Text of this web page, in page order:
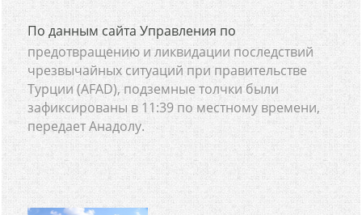
По данным сайта Управления по
предотвращению и ликвидации последствий
чрезвычайных ситуаций при правительстве
Турции (AFAD), подземные толчки были
зафиксированы в 11:39 по местному времени,
передает Анадолу.